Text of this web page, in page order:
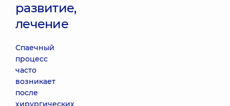
развитие,
лечение
Спаечный
процесс
часто
возникает
после
хирургических